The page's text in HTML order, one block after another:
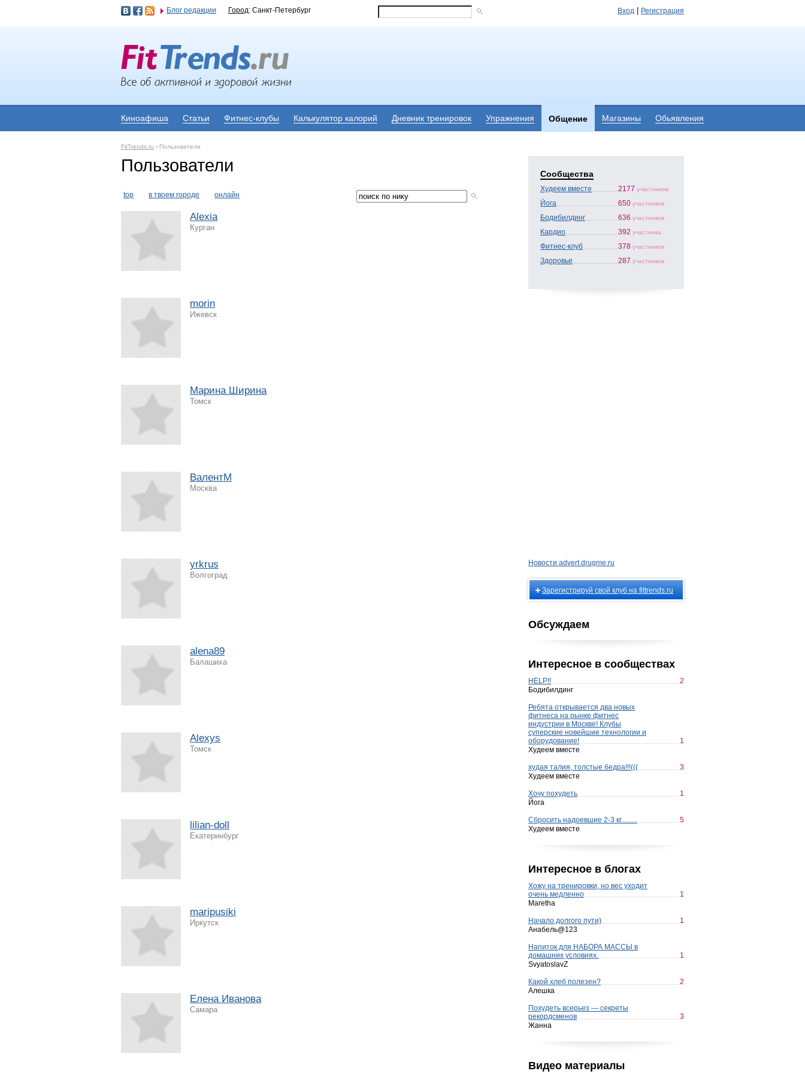
Блог редакции Город: Санкт-Петербург Вход Регистрация
Киноафиша Статьи Фитнес-клубы Калькулятор калорий Дневник тренировок Упражнения Общение Магазины Обьявления
FitTrends.ru › Пользователи
Пользователи
top в твоем городе онлайн
Alexia
Курган
morin
Ижевск
Марина Ширина
Томск
ВалентМ
Москва
yrkrus
Волгоград
alena89
Балашиха
Alexys
Томск
lilian-doll
Екатеринбург
maripusiki
Иркутск
Елена Иванова
Самара
Сообщества
Худеем вместе 2177 участников
Йога 650 участников
Бодибилдинг 636 участников
Кардио 392 участника
Фитнес-клуб 378 участников
Здоровье 287 участников
Новости advert.drugme.ru
Зарегистрируй свой клуб на fittrends.ru
Обсуждаем
Интересное в сообществах
HELP!!
2
Бодибилдинг
Ребята открывается два новых
фитнеса на рынке фитнес
индустрии в Москве! Клубы
суперские новейшие технологии и
оборудование!
1
Худеем вместе
худая талия, толстые бедра!!!(((
3
Худеем вместе
Хочу похудеть
1
Йога
Сбросить надоевшие 2-3 кг.........
5
Худеем вместе
Интересное в блогах
Хожу на тренировки, но вес уходит
очень медленно
1
Maretha
Начало долгого пути)
1
Анабель@123
Напиток для НАБОРА МАССЫ в
домашних условиях.
1
SvyatoslavZ
Какой хлеб полезен?
2
Алешка
Похудеть всерьез — секреты
рекордсменов
3
Жанна
Видео материалы